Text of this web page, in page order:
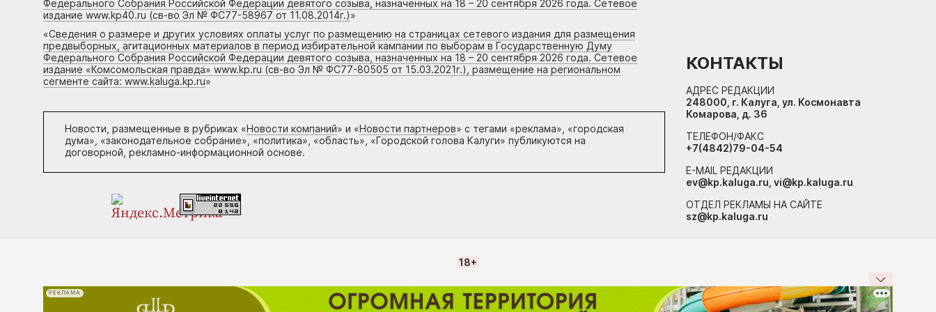
Федерального Собрания Российской Федерации девятого созыва, назначенных на 18 – 20 сентября 2026 года. Сетевое
издание www.kp40.ru (св-во Эл № ФС77-58967 от 11.08.2014г.)»
«Сведения о размере и других условиях оплаты услуг по размещению на страницах сетевого издания для размещения
предвыборных, агитационных материалов в период избирательной кампании по выборам в Государственную Думу
Федерального Собрания Российской Федерации девятого созыва, назначенных на 18 – 20 сентября 2026 года. Сетевое
издание «Комсомольская правда» www.kp.ru (св-во Эл № ФС77-80505 от 15.03.2021г.), размещение на региональном
сегменте сайта: www.kaluga.kp.ru»
Новости, размещенные в рубриках «Новости компаний» и «Новости партнеров» с тегами «реклама», «городская
дума», «законодательное собрание», «политика», «область», «Городской голова Калуги» публикуются на
договорной, рекламно-информационной основе.
КОНТАКТЫ
АДРЕС РЕДАКЦИИ
248000, г. Калуга, ул. Космонавта
Комарова, д. 36
ТЕЛЕФОН/ФАКС
+7(4842)79-04-54
E-MAIL РЕДАКЦИИ
ev@kp.kaluga.ru, vi@kp.kaluga.ru
ОТДЕЛ РЕКЛАМЫ НА САЙТЕ
sz@kp.kaluga.ru
18+
РЕКЛАМА